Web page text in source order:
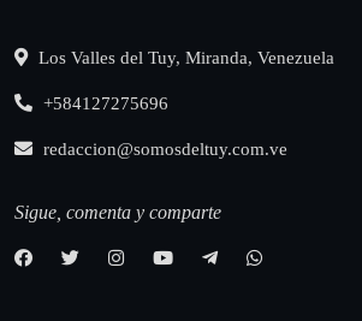
Los Valles del Tuy, Miranda, Venezuela
+584127275696
redaccion@somosdeltuy.com.ve
Sigue, comenta y comparte